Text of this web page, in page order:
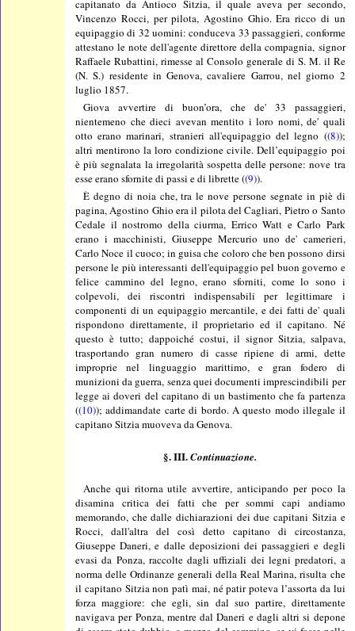
capitanato da Antioco Sitzia, il quale aveva per secondo,
Vincenzo Rocci, per pilota, Agostino Ghio. Era ricco di un
equipaggio di 32 uomini: conduceva 33 passaggieri, conforme
attestano le note dell'agente direttore della compagnia, signor
Raffaele Rubattini, rimesse al Consolo generale di S. M. il Re
(N. S.) residente in Genova, cavaliere Garrou, nel giorno 2
luglio 1857.
Giova avvertire di buon’ora, che de' 33 passaggieri,
nientemeno che dieci avevan mentito i loro nomi, de' quali
otto erano marinari, stranieri all'equipaggio del legno ((8));
altri mentirono la loro condizione civile. Dell’equipaggio poi
è più segnalata la irregolarità sospetta delle persone: nove tra
esse erano sfornite di passi e di librette ((9)).
È degno di noia che, tra le nove persone segnate in piè di
pagina, Agostino Ghio era il pilota del Cagliari, Pietro o Santo
Cedale il nostromo della ciurma, Errico Watt e Carlo Park
erano i macchinisti, Giuseppe Mercurio uno de' camerieri,
Carlo Noce il cuoco; in guisa che coloro che ben possono dirsi
persone le più interessanti dell'equipaggio pel buon governo e
felice cammino del legno, erano sforniti, come lo sono i
colpevoli, dei riscontri indispensabili per legittimare i
componenti di un equipaggio mercantile, e dei fatti de' quali
rispondono direttamente, il proprietario ed il capitano. Né
questo è tutto; dappoiché costui, il signor Sitzia, salpava,
trasportando gran numero di casse ripiene di armi, dette
improprie nel linguaggio marittimo, e gran fodero di
munizioni da guerra, senza quei documenti imprescindibili per
legge ai doveri del capitano di un bastimento che fa partenza
((10)); addimandate carte di bordo. A questo modo illegale il
capitano Sitzia muoveva da Genova.
§. III.Continuazione.
Anche qui ritorna utile avvertire, anticipando per poco la
disamina critica dei fatti che per sommi capi andiamo
memorando, che dalle dichiarazioni dei due capitani Sitzia e
Rocci, dall'altra del così detto capitano di circostanza,
Giuseppe Daneri, e dalle deposizioni dei passaggieri e degli
evasi da Ponza, raccolte dagli uffiziali dei legni predatori, a
norma delle Ordinanze generali della Real Marina, risulta che
il capitano Sitzia non patì mai, né patir poteva l’assorta da lui
forza maggiore: che egli, sin dal suo partire, direttamente
navigava per Ponza, mentre dal Daneri e dagli altri si depone